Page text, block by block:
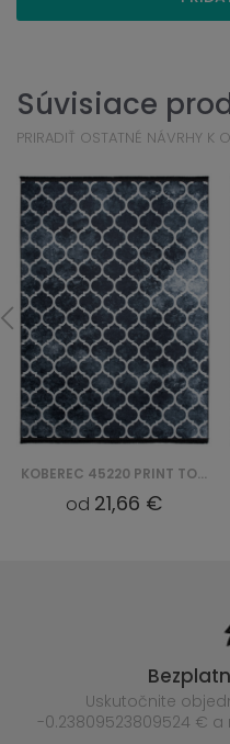
Súvisiace
PRIRADIŤ OSTATNÉ NÁVRHY K
KOBEREC 44201 PRINT TOSCANA
od21,66 €
Uskutočnite
-0.23809523809524 € a